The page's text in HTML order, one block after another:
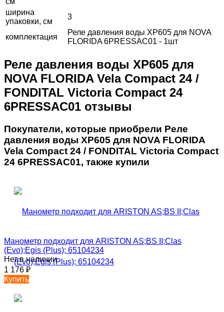
ширина
упаковки, см
3
комплектация
Реле давления воды XP605 для NOVA
FLORIDA 6PRESSAC01 - 1шт
Реле давления воды XP605 для
NOVA FLORIDA Vela Compact 24 /
FONDITAL Victoria Compact 24
6PRESSAC01 отзывы
Покупатели, которые приобрели Реле
давления воды XP605 для NOVA FLORIDA
Vela Compact 24 / FONDITAL Victoria Compact
24 6PRESSAC01, также купили
Манометр подходит для ARISTON AS;BS II;Clas
(Evo);Egis (Plus); 65104234
Нет в наличии
1 176 ₽
Купить